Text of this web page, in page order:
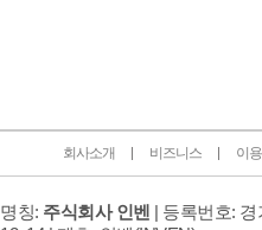
회사소개 비즈니스 이
명칭: 주식회사 인벤 | 등록번호: